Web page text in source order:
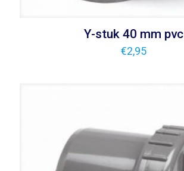
Y-stuk 40 mm pvc
€2,95